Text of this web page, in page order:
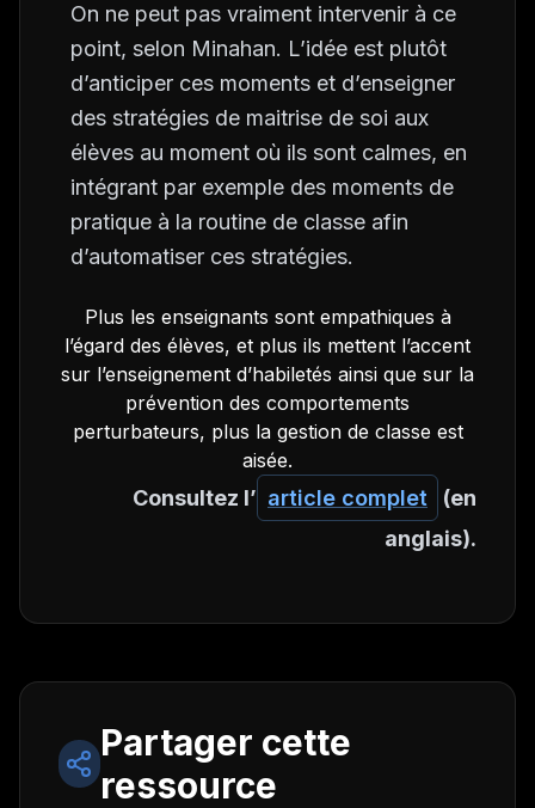
On ne peut pas vraiment intervenir à ce
point, selon Minahan. L’idée est plutôt
d’anticiper ces moments et d’enseigner
des stratégies de maitrise de soi aux
élèves au moment où ils sont calmes, en
intégrant par exemple des moments de
pratique à la routine de classe afin
d’automatiser ces stratégies.
Plus les enseignants sont empathiques à
l’égard des élèves, et plus ils mettent l’accent
sur l’enseignement d’habiletés ainsi que sur la
prévention des comportements
perturbateurs, plus la gestion de classe est
aisée.
Consultez l’ article complet
(en
anglais).
Partager cette
ressource